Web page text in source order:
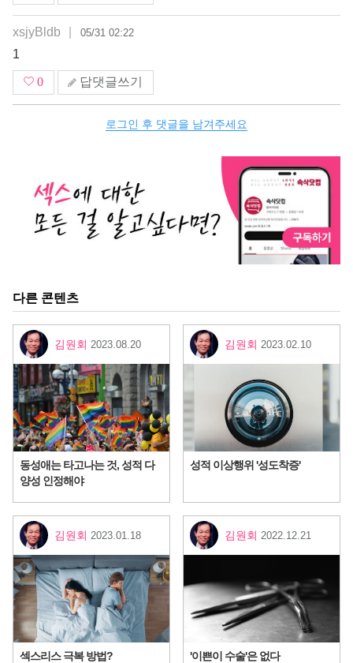
xsjyBldb 05/31 02:22
1
0 답댓글쓰기
로그인 후 댓글을 남겨주세요
다른 콘텐츠
김원회 2023.08.20
동성애는 타고나는 것, 성적 다
양성 인정해야
김원회 2023.02.10
성적 이상행위 '성도착증'
김원회 2023.01.18
섹스리스 극복 방법?
김원회 2022.12.21
'이쁜이 수술'은 없다